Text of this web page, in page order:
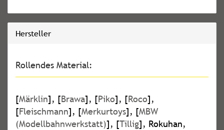
Hersteller
Rollendes Material:
[Märklin], [Brawa], [Piko], [Roco],
[Fleischmann], [Merkurtoys], [MBW
(Modellbahnwerkstatt)], [Tillig], Rokuhan,